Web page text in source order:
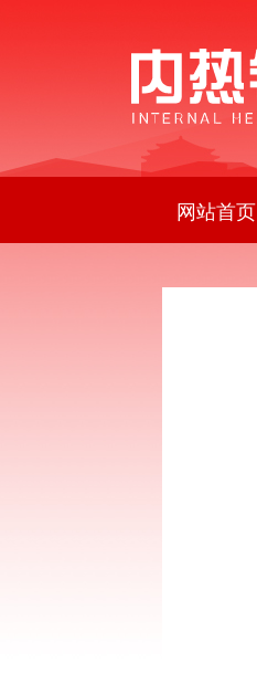
网站首页